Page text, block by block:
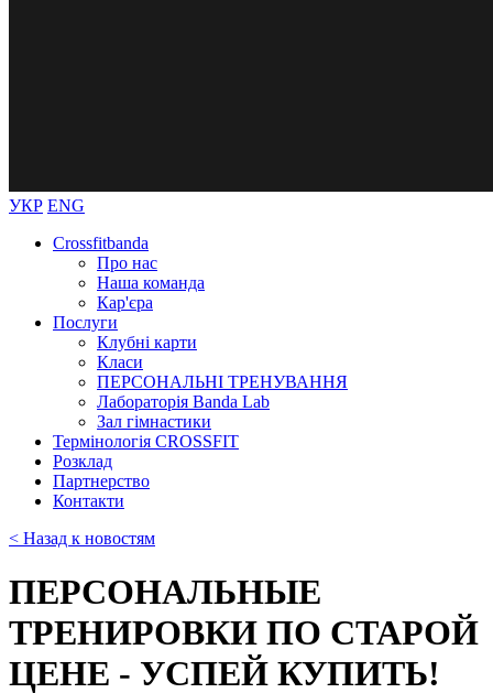
УКР ENG
Crossfitbanda
Про нас
Наша команда
Кар'єра
Послуги
Клубні карти
Класи
ПЕРСОНАЛЬНІ ТРЕНУВАННЯ
Лабораторія Banda Lab
Зал гімнастики
Термінологія CROSSFIT
Розклад
Партнерство
Контакти
< Назад к новостям
ПЕРСОНАЛЬНЫЕ
ТРЕНИРОВКИ ПО СТАРОЙ
ЦЕНЕ - УСПЕЙ КУПИТЬ!